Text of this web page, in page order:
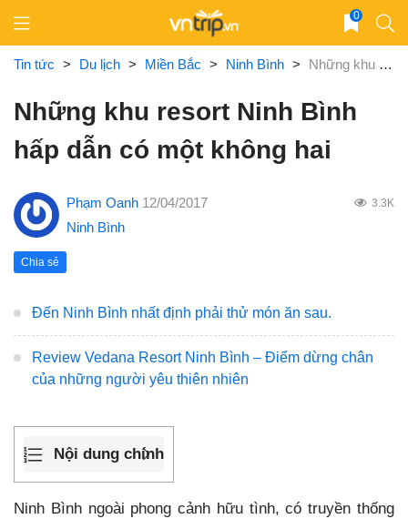
content
0
Tin tức > Du lịch > Miền Bắc > Ninh Bình > Những khu resort Ninh Bình hấp dẫn có một không hai
Những khu resort Ninh Bình
hấp dẫn có một không hai
Phạm Oanh 12/04/2017 3.3K
Ninh Bình
Chia sẻ
Đến Ninh Bình nhất định phải thử món ăn sau.
Review Vedana Resort Ninh Bình – Điểm dừng chân
của những người yêu thiên nhiên
Nội dung chính
Ninh Bình ngoài phong cảnh hữu tình, có truyền thống